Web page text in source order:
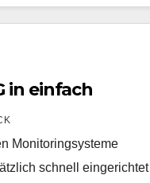
in einfach
Monitoringsysteme
schnell eingerichtet